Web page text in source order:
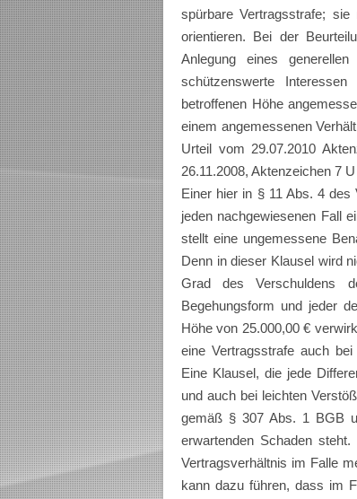
spürbare Vertragsstrafe;
orientieren. Bei der
Anlegung eines
schützenswerte
betroffenen Höhe
einem angemessenen
Urteil vom 29.07.2010
26.11.2008, Aktenzeichen 7
Einer hier in § 11 Abs. 4 des
jeden nachgewiesenen Fall
stellt eine ungemessene
Denn in dieser Klausel wird
Grad des Verschuldens
Begehungsform und jeder
Höhe von 25.000,00 €
eine Vertragsstrafe auch
Eine Klausel, die jede
und auch bei leichten
gemäß § 307 Abs. 1 BGB
erwartenden Schaden
Vertragsverhältnis im Falle
kann dazu führen, dass im